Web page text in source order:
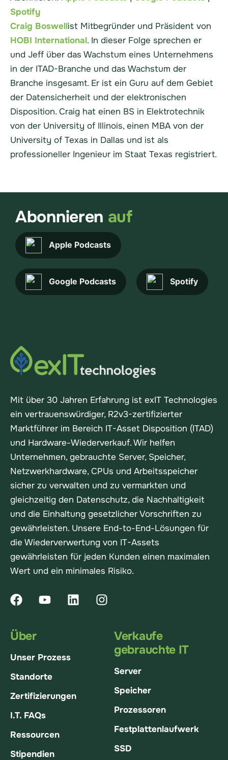
Spotify
Craig Boswellist Mitbegründer und Präsident von
HOBI International. In dieser Folge sprechen er
und Jeff über das Wachstum eines Unternehmens
in der ITAD-Branche und das Wachstum der
Branche insgesamt. Er ist ein Guru auf dem Gebiet
der Datensicherheit und der elektronischen
Disposition. Craig hat einen BS in Elektrotechnik
von der University of Illinois, einen MBA von der
University of Texas in Dallas und ist als
professioneller Ingenieur im Staat Texas registriert.
Abonnieren auf
Apple Podcasts
Google Podcasts Spotify
Mit über 30 Jahren Erfahrung ist exIT Technologies
ein vertrauenswürdiger, R2v3-zertifizierter
Marktführer im Bereich IT-Asset Disposition (ITAD)
und Hardware-Wiederverkauf. Wir helfen
Unternehmen, gebrauchte Server, Speicher,
Netzwerkhardware, CPUs und Arbeitsspeicher
sicher zu verwalten und zu vermarkten und
gleichzeitig den Datenschutz, die Nachhaltigkeit
und die Einhaltung gesetzlicher Vorschriften zu
gewährleisten. Unsere End-to-End-Lösungen für
die Wiederverwertung von IT-Assets
gewährleisten für jeden Kunden einen maximalen
Wert und ein minimales Risiko.
Über
Unser Prozess
Standorte
Zertifizierungen
I.T. FAQs
Ressourcen
Stipendien
Verkaufe
gebrauchte IT
Server
Speicher
Prozessoren
Festplattenlaufwerk
SSD